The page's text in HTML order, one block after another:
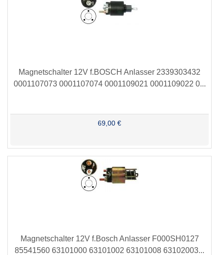
Magnetschalter 12V f.BOSCH Anlasser 2339303432
0001107073 0001107074 0001109021 0001109022 0...
69,00 €
Magnetschalter 12V f.Bosch Anlasser F000SH0127
85541560 63101000 63101002 63101008 63102003...